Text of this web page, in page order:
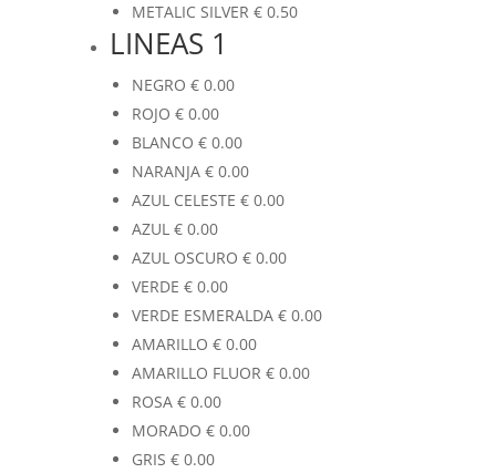
METALIC SILVER €0.50
LINEAS 1
NEGRO €0.00
ROJO €0.00
BLANCO €0.00
NARANJA €0.00
AZUL CELESTE €0.00
AZUL €0.00
AZUL OSCURO €0.00
VERDE €0.00
VERDE ESMERALDA €0.00
AMARILLO €0.00
AMARILLO FLUOR €0.00
ROSA €0.00
MORADO €0.00
GRIS €0.00